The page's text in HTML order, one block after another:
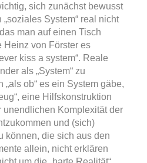
sich zunächst bewusst
System“ real nicht
man auf einen Tisch
Heinz von Försteres
kiss a system“. Reale
als „System“ zu
ob“ es ein System gäbe,
eine Hilfskonstruktion
unendlichen Komplexität der
und (sich)
können, die sich aus den
allein, nicht erklären